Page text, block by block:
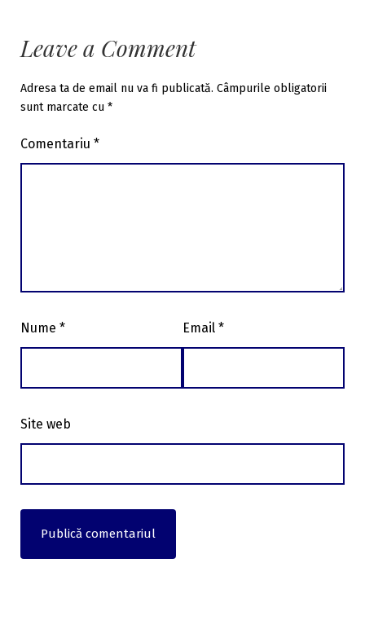
Leave a Comment
Adresa ta de email nu va fi publicată. Câmpurile obligatorii
sunt marcate cu *
Comentariu *
Nume * Email *
Site web